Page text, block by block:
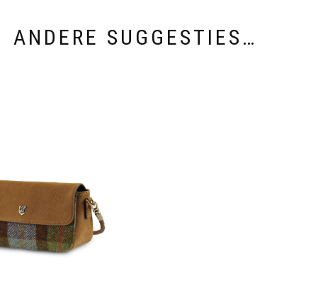
ANDERE SUGGESTIES…